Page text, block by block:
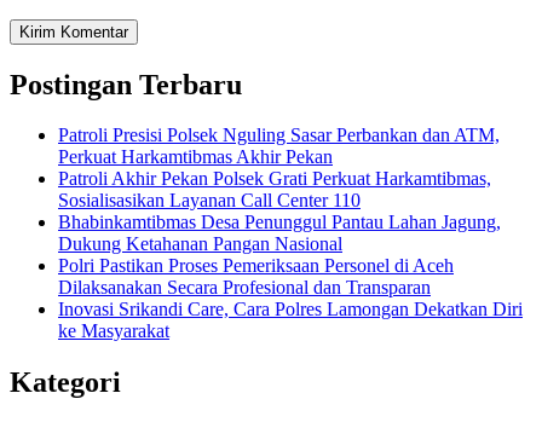
Postingan Terbaru
Patroli Presisi Polsek Nguling Sasar Perbankan dan ATM,
Perkuat Harkamtibmas Akhir Pekan
Patroli Akhir Pekan Polsek Grati Perkuat Harkamtibmas,
Sosialisasikan Layanan Call Center 110
Bhabinkamtibmas Desa Penunggul Pantau Lahan Jagung,
Dukung Ketahanan Pangan Nasional
Polri Pastikan Proses Pemeriksaan Personel di Aceh
Dilaksanakan Secara Profesional dan Transparan
Inovasi Srikandi Care, Cara Polres Lamongan Dekatkan Diri
ke Masyarakat
Kategori